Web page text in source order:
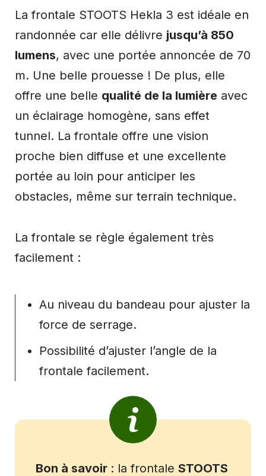
La frontale STOOTS Hekla 3 est idéale en
randonnée car elle délivre jusqu’à 850
lumens, avec une portée annoncée de 70
m. Une belle prouesse ! De plus, elle
offre une belle qualité de la lumière avec
un éclairage homogène, sans effet
tunnel. La frontale offre une vision
proche bien diffuse et une excellente
portée au loin pour anticiper les
obstacles, même sur terrain technique.
La frontale se règle également très
facilement :
Au niveau du bandeau pour ajuster la
force de serrage.
Possibilité d’ajuster l’angle de la
frontale facilement.
Bon à savoir : la frontale STOOTS